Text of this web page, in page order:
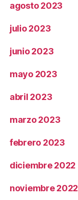
agosto 2023
julio 2023
junio 2023
mayo 2023
abril 2023
marzo 2023
febrero 2023
diciembre 2022
noviembre 2022